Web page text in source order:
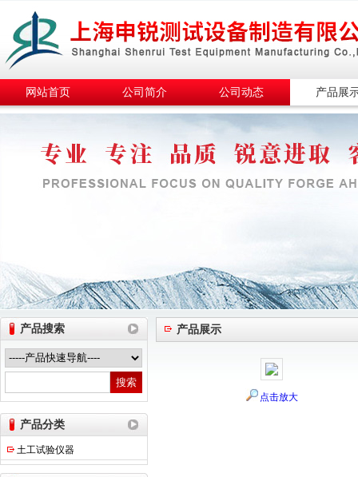
上海申锐测试设备制造有限公司
网站首页 公司简介 公司动态 产品展
产品搜索
产品分类
土工试验仪器
产品展示
点击放大